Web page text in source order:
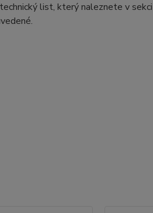
list, který naleznete v